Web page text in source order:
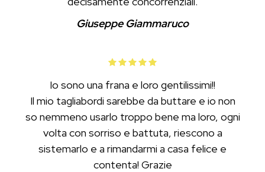
Giuseppe Giammaruco
Io sono una frana e loro gentilissimi!!
Il mio tagliabordi sarebbe da buttare e io non
so nemmeno usarlo troppo bene ma loro, ogni
volta con sorriso e battuta, riescono a
sistemarlo e a rimandarmi a casa felice e
contenta! Grazie